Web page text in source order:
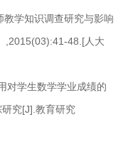
教学知识调查研究与影响
,2015(03):41-48.[人大
对学生数学学业成绩的
究[J].教育研究